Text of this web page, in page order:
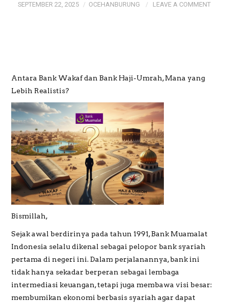
GALERI
SUDRAJAT
GALERI MEME
OCEHANBURUNG
PRICE LIST AK
STUDIO BOGOR
WEDDING AND
PREWEDDING
SEPTEMBER 22, 2025 OCEHANBURUNG LEAVE A COMMENT
Antara Bank Wakaf dan Bank Haji-Umrah, Mana yang
Lebih Realistis?
Bismillah,
Sejak awal berdirinya pada tahun 1991, Bank Muamalat
Indonesia selalu dikenal sebagai pelopor bank syariah
pertama di negeri ini. Dalam perjalanannya, bank ini
tidak hanya sekadar berperan sebagai lembaga
intermediasi keuangan, tetapi juga membawa visi besar:
membumikan ekonomi berbasis syariah agar dapat